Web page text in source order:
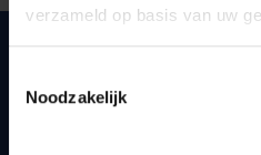
verzameld op basis van uw
Noodzakelijk
Quick links